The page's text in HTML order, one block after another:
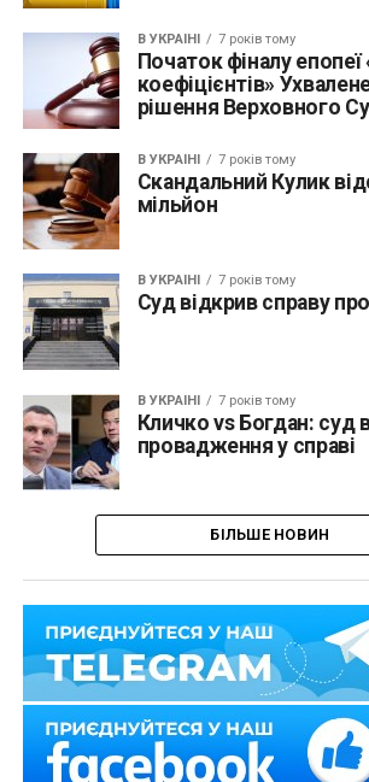
В УКРАЇНІ 7 років тому
Початок фіналу
коефіцієнтів»
рішення Верховного
В УКРАЇНІ 7 років тому
Скандальний Кулик
мільйон
В УКРАЇНІ 7 років тому
Суд відкрив справу
В УКРАЇНІ 7 років тому
Кличко vs Богдан: суд
провадження у справі
БІЛЬШЕ НОВИН